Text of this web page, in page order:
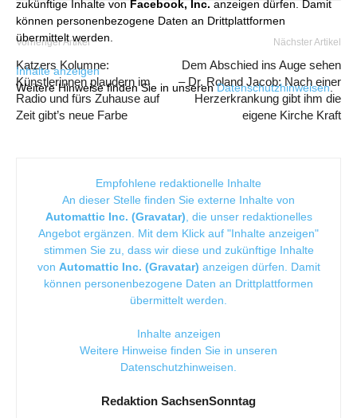
zukünftige Inhalte von Facebook, Inc. anzeigen dürfen. Damit
können personenbezogene Daten an Drittplattformen
übermittelt werden.
Inhalte anzeigen
Weitere Hinweise finden Sie in unserenDatenschutzhinweisen.
Vorheriger Artikel
Katzers Kolumne:
Künstlerinnen plaudern im
Radio und fürs Zuhause auf
Zeit gibt’s neue Farbe
Nächster Artikel
Dem Abschied ins Auge sehen
– Dr. Roland Jacob: Nach einer
Herzerkrankung gibt ihm die
eigene Kirche Kraft
Empfohlene redaktionelle Inhalte
An dieser Stelle finden Sie externe Inhalte von
Automattic Inc. (Gravatar) , die unser redaktionelles
Angebot ergänzen. Mit dem Klick auf "Inhalte anzeigen"
stimmen Sie zu, dass wir diese und zukünftige Inhalte
von Automattic Inc. (Gravatar) anzeigen dürfen. Damit
können personenbezogene Daten an Drittplattformen
übermittelt werden.
Inhalte anzeigen
Weitere Hinweise finden Sie in unseren
Datenschutzhinweisen
Redaktion SachsenSonntag